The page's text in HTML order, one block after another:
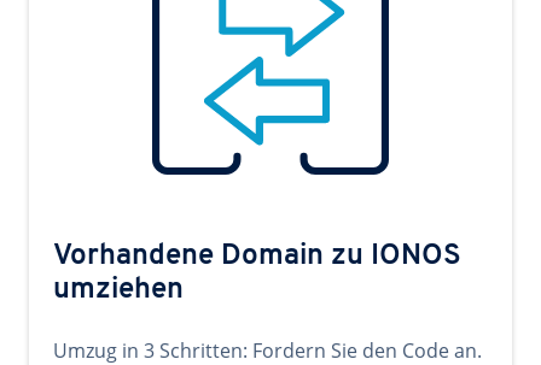
Vorhandene Domain zu IONOS
umziehen
Umzug in 3 Schritten: Fordern Sie den Code an.